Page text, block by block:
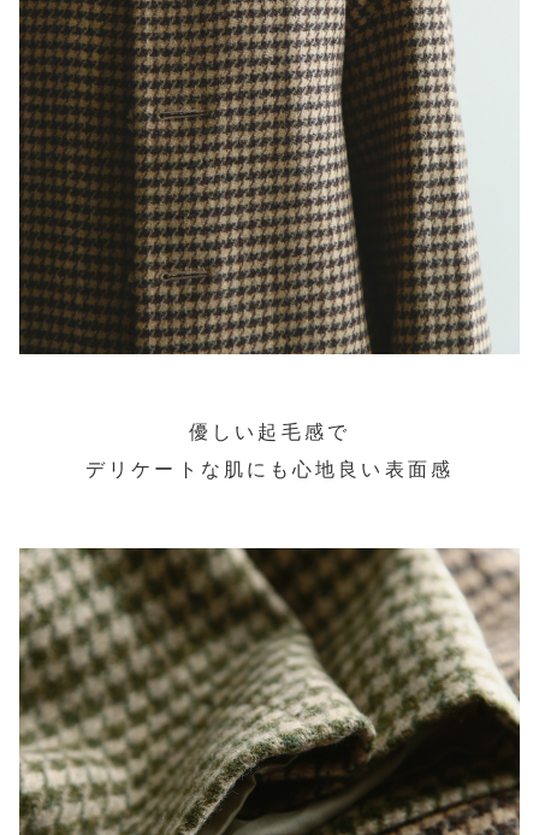
優しい起毛感で
デリケートな肌にも心地良い表面感